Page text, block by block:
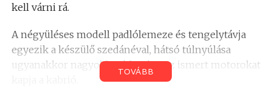
kell várni rá.
A négyüléses modell padlólemeze és tengelytávja
egyezik a készülő szedánéval, hátsó túlnyúlása
ugyanakkor nagyobb. Várhatóan az ismert motorokat
TOVÁBB